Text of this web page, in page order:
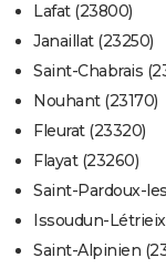
Lafat (23800)
Janaillat (23250)
Saint-Chabrais
Nouhant (23170)
Fleurat (23320)
Flayat (23260)
Saint-Pardoux-
Issoudun-Létrieix
Saint-Alpinien